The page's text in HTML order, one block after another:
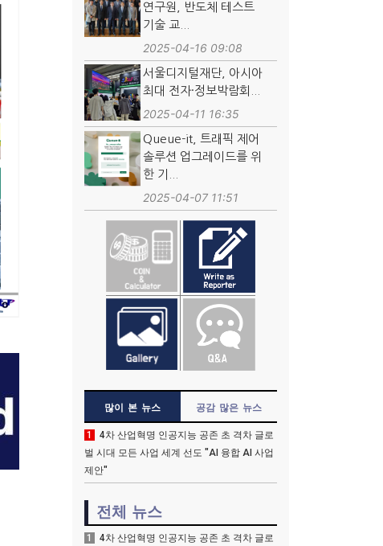
연구원, 반도체 테스트
기술 교...
2025-04-16 09:08
서울디지털재단, 아시아
최대 전자·정보박람회...
2025-04-11 16:35
Queue-it, 트래픽 제어
솔루션 업그레이드를 위
한 기...
2025-04-07 11:51
많이 본 뉴스 공감 많은 뉴스
1
4차 산업혁명 인공지능 공존 초 격차 글로
벌 시대 모든 사업 세계 선도 "AI 융합 AI 사업
제안"
전체 뉴스
1
4차 산업혁명 인공지능 공존 초 격차 글로